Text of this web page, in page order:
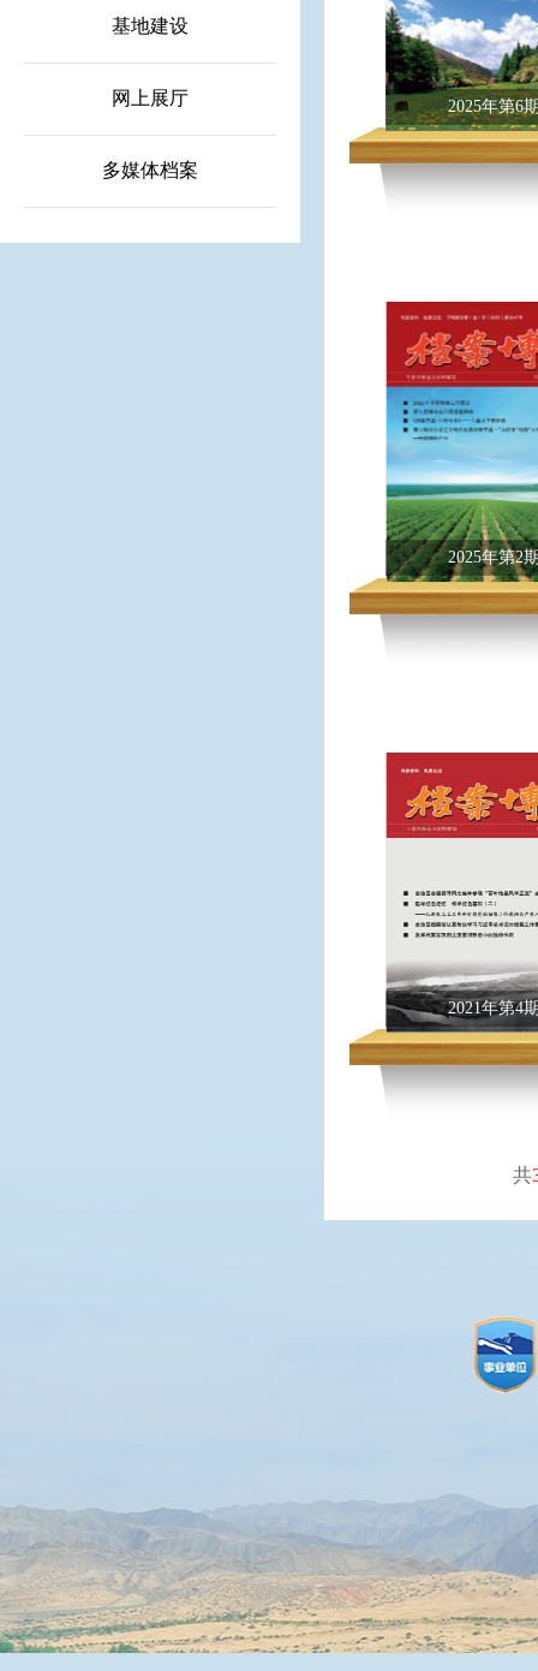
基地建设
网上展厅
多媒体档案
2025年第6
2025年第2
2021年第4
共